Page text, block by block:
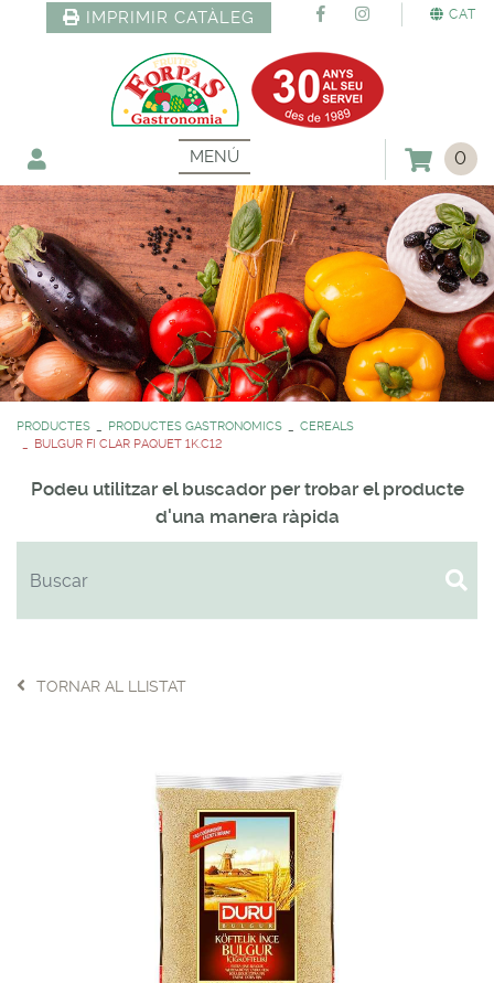
CAT
IMPRIMIR CATÀLEG
MENÚ 0
PRODUCTES PRODUCTES GASTRONOMICS
CEREALS
BULGUR FI CLAR PAQUET 1K.C12
Podeu utilitzar el buscador per trobar el producte
d'una manera ràpida
TORNAR AL LLISTAT